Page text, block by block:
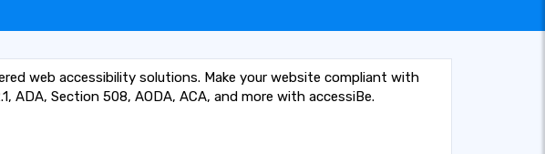
web accessibility solutions. Make your website compliant with
ADA, Section 508, AODA, ACA, and more with accessiBe.